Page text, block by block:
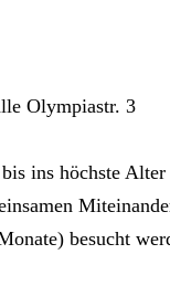
Olympiastr. 3
ins höchste
besucht